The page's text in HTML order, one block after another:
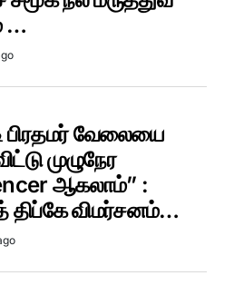
…
பிரதமர் வேலையை
முழுநேர
ஆகலாம்” :
திப்கே விமர்சனம்…